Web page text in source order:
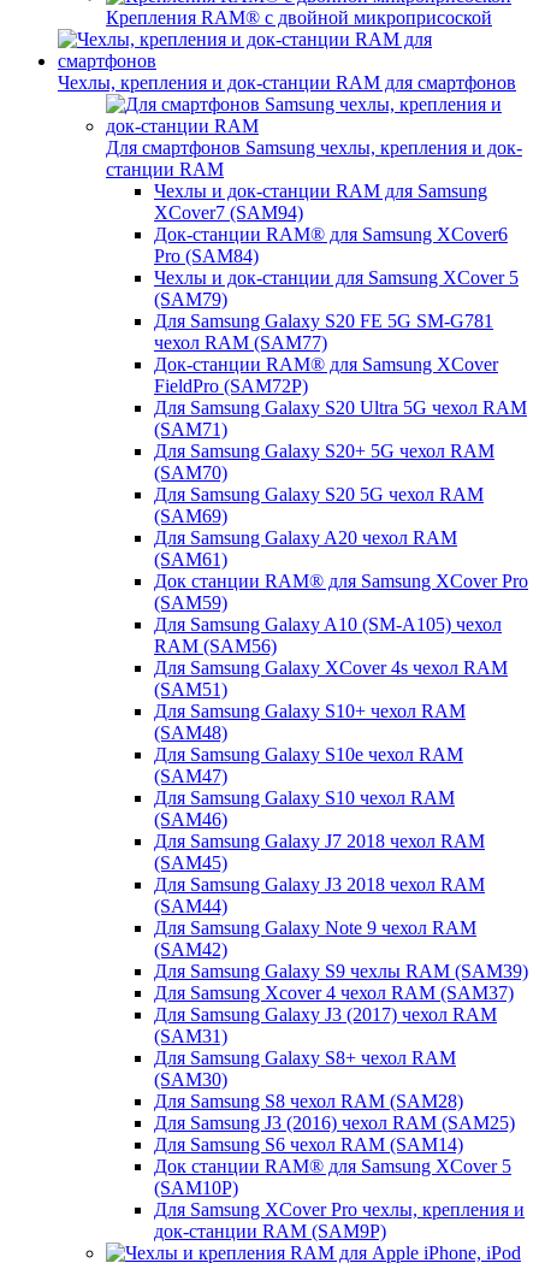
Крепления RAM® с двойной микроприсоской
Чехлы, крепления и док-станции RAM для смартфонов
Для смартфонов Samsung чехлы, крепления и док-
станции RAM
Чехлы и док-станции RAM для Samsung
XCover7 (SAM94)
Док-станции RAM® для Samsung XCover6
Pro (SAM84)
Чехлы и док-станции для Samsung XCover 5
(SAM79)
Для Samsung Galaxy S20 FE 5G SM-G781
чехол RAM (SAM77)
Док-станции RAM® для Samsung XCover
FieldPro (SAM72P)
Для Samsung Galaxy S20 Ultra 5G чехол RAM
(SAM71)
Для Samsung Galaxy S20+ 5G чехол RAM
(SAM70)
Для Samsung Galaxy S20 5G чехол RAM
(SAM69)
Для Samsung Galaxy A20 чехол RAM
(SAM61)
Док станции RAM® для Samsung XCover Pro
(SAM59)
Для Samsung Galaxy A10 (SM-A105) чехол
RAM (SAM56)
Для Samsung Galaxy XCover 4s чехол RAM
(SAM51)
Для Samsung Galaxy S10+ чехол RAM
(SAM48)
Для Samsung Galaxy S10e чехол RAM
(SAM47)
Для Samsung Galaxy S10 чехол RAM
(SAM46)
Для Samsung Galaxy J7 2018 чехол RAM
(SAM45)
Для Samsung Galaxy J3 2018 чехол RAM
(SAM44)
Для Samsung Galaxy Note 9 чехол RAM
(SAM42)
Для Samsung Galaxy S9 чехлы RAM (SAM39)
Для Samsung Xcover 4 чехол RAM (SAM37)
Для Samsung Galaxy J3 (2017) чехол RAM
(SAM31)
Для Samsung Galaxy S8+ чехол RAM
(SAM30)
Для Samsung S8 чехол RAM (SAM28)
Для Samsung J3 (2016) чехол RAM (SAM25)
Для Samsung S6 чехол RAM (SAM14)
Док станции RAM® для Samsung XCover 5
(SAM10P)
Для Samsung XCover Pro чехлы, крепления и
док-станции RAM (SAM9P)